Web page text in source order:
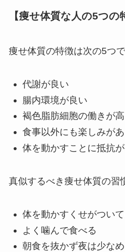
【痩せ体質な人の5つの
痩せ体質の特徴は次の5つで
代謝が良い
腸内環境が良い
褐色脂肪細胞の働きが
食事以外にも楽しみが
体を動かすことに抵抗
真似するべき痩せ体質の習
体を動かすくせがつい
よく噛んで食べる
朝食を抜かず夜は少なめ